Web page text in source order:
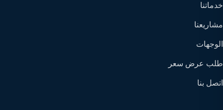
خدماتنا
مشاريعنا
الوجهات
طلب عرض سعر
اتصل بنا